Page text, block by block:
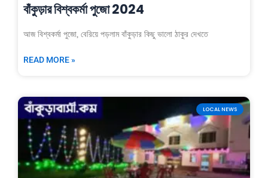
বাঁকুড়ার বিশ্বকর্মা পুজো 2024
আজ বিশ্বকর্মা পুজো, বেরিয়ে পড়লাম বাঁকুড়ার কিছু ভালো ঠাকুর দেখতে
READ MORE »
LOCAL NEWS